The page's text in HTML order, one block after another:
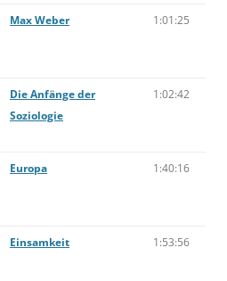
Max Weber 1:01:25
Die Anfänge der
Soziologie
1:02:42
Europa 1:40:16
Einsamkeit 1:53:56